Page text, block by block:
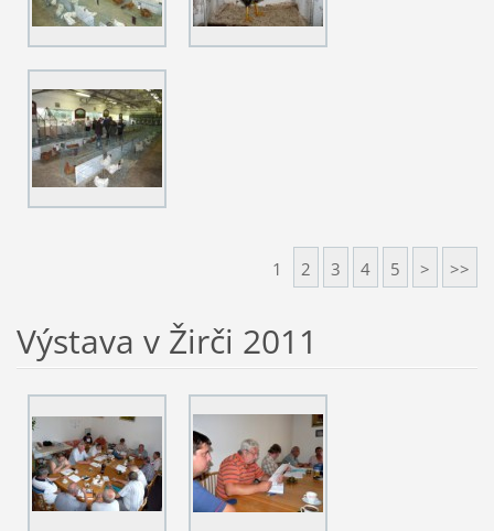
1 2 3 4 5 > >>
Výstava v Žirči 2011